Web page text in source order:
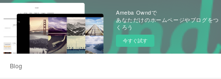
Ameba Owndで
あなただけのホームページやブログをつ
くろう
今すぐ試す
Blog